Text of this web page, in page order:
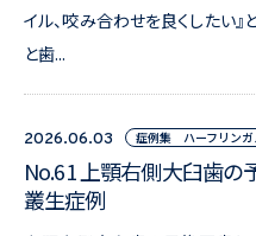
イル、咬み合わせを良くしたい
と歯...
2026.06.03 症例集 ハーフリンガ
No.61 上顎右側大臼歯
叢生症例